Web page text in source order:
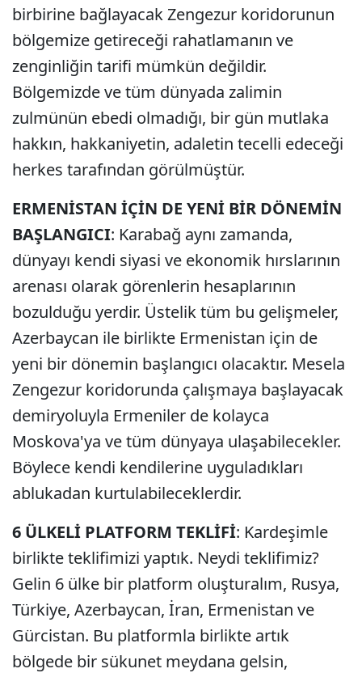
birbirine bağlayacak Zengezur koridorunun
bölgemize getireceği rahatlamanın ve
zenginliğin tarifi mümkün değildir.
Bölgemizde ve tüm dünyada zalimin
zulmünün ebedi olmadığı, bir gün mutlaka
hakkın, hakkaniyetin, adaletin tecelli edeceği
herkes tarafından görülmüştür.
ERMENİSTAN İÇİN DE YENİ BİR DÖNEMİN
BAŞLANGICI: Karabağ aynı zamanda,
dünyayı kendi siyasi ve ekonomik hırslarının
arenası olarak görenlerin hesaplarının
bozulduğu yerdir. Üstelik tüm bu gelişmeler,
Azerbaycan ile birlikte Ermenistan için de
yeni bir dönemin başlangıcı olacaktır. Mesela
Zengezur koridorunda çalışmaya başlayacak
demiryoluyla Ermeniler de kolayca
Moskova'ya ve tüm dünyaya ulaşabilecekler.
Böylece kendi kendilerine uyguladıkları
ablukadan kurtulabileceklerdir.
6 ÜLKELİ PLATFORM TEKLİFİ: Kardeşimle
birlikte teklifimizi yaptık. Neydi teklifimiz?
Gelin 6 ülke bir platform oluşturalım, Rusya,
Türkiye, Azerbaycan, İran, Ermenistan ve
Gürcistan. Bu platformla birlikte artık
bölgede bir sükunet meydana gelsin,